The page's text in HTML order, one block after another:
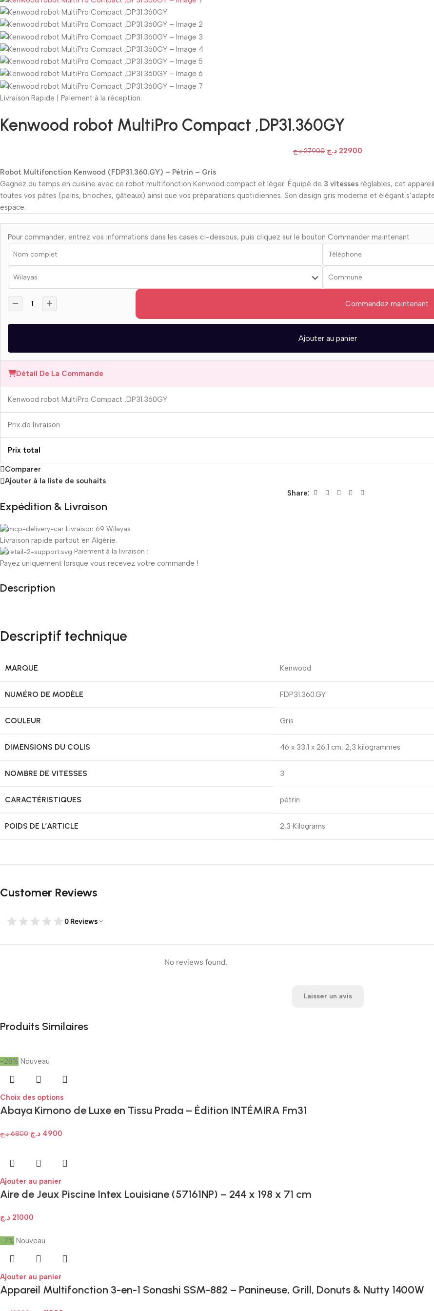
Livraison Rapide | Paiement à la réception.
Kenwood robot MultiPro Compact ,DP31.360GY
27900 د.ج 22900 د.ج
Robot Multifonction Kenwood (FDP31.360.GY) – Pétrin – Gris
Gagnez du temps en cuisine avec ce robot multifonction Kenwood compact et léger. Équipé de 3 vitesses réglables, cet
toutes vos pâtes (pains, brioches, gâteaux) ainsi que vos préparations quotidiennes. Son design gris moderne et élégant
espace.
Pour commander, entrez vos informations dans les cases ci-dessous, puis cliquez sur le bouton Commander maintenant
Commandez maintenant
Ajouter au panier
Détail De La Commande
Kenwood robot MultiPro Compact ,DP31.360GY
Prix ​​de livraison
Prix ​​total
Comparer
Ajouter à la liste de souhaits
Share:
Expédition & Livraison
Livraison 69 Wilayas
Livraison rapide partout en Algérie.
Paiement à la livraison :
Payez uniquement lorsque vous recevez votre commande !
Description
Descriptif technique
MARQUE ‎Kenwood
NUMÉRO DE MODÈLE ‎FDP31.360.GY
COULEUR ‎Gris
DIMENSIONS DU COLIS ‎46 x 33,1 x 26,1 cm; 2,3 kilogrammes
NOMBRE DE VITESSES ‎3
CARACTÉRISTIQUES ‎pétrin
POIDS DE L’ARTICLE ‎2,3 Kilograms
Customer Reviews
0 Reviews
No reviews found.
Laisser un avis
Produits Similaires
-28% Nouveau
Choix des options
Abaya Kimono de Luxe en Tissu Prada – Édition INTÉMIRA Fm31
6800 د.ج 4900 د.ج
Ajouter au panier
Aire de Jeux Piscine Intex Louisiane (57161NP) – 244 x 198 x 71 cm
21000 د.ج
-7% Nouveau
Ajouter au panier
Appareil Multifonction 3-en-1 Sonashi SSM-882 – Panineuse, Grill, Donuts & Nutty 1400W